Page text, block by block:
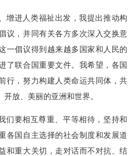
增进人类福祉出发，我提出推动构
议，并同有关各方多次深入交换意
一倡议得到越来越多国家和人民的
了联合国重要文件。我希望，各国
行，努力构建人类命运共同体，共
放、美丽的亚洲和世界。
要相互尊重、平等相待，坚持和
各国自主选择的社会制度和发展道
和重大关切，走对话而不对抗、结